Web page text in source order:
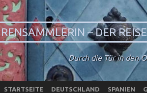
– DER
Durch die Tür in den
STARTSEITE DEUTSCHLAND SPANIEN